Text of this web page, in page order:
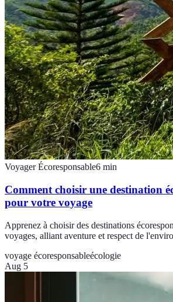
Voyager Écoresponsable6 min
Comment choisir une destination
pour votre voyage
Apprenez à choisir des destinations
voyages, alliant aventure et respect de
voyage écoresponsableécologie
Aug 5